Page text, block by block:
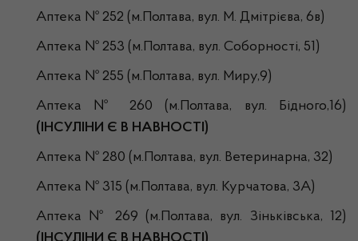
Аптека № 252 (м.Полтава, вул. М. Дмітрієва, 6в)
Аптека № 253 (м.Полтава, вул. Соборності, 51)
Аптека № 255 (м.Полтава, вул. Миру,9)
Аптека № 260 (м.Полтава, вул. Бідного,16)
(ІНСУЛІНИ Є В НАВНОСТІ)
Аптека № 280 (м.Полтава, вул. Ветеринарна, 32)
Аптека № 315 (м.Полтава, вул. Курчатова, 3А)
Аптека № 269 (м.Полтава, вул. Зіньківська, 12)